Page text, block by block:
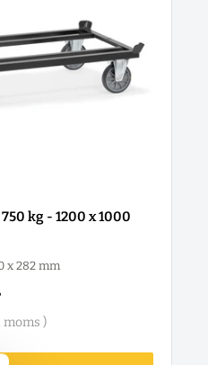
kg - 1200 x 1000
x 282 mm
)